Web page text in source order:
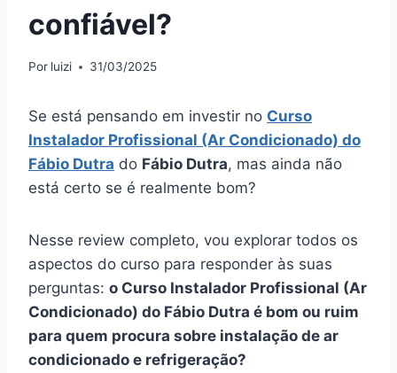
confiável?
Por luizi 31/03/2025
Se está pensando em investir no Curso
Instalador Profissional (Ar Condicionado) do
Fábio Dutra do Fábio Dutra, mas ainda não
está certo se é realmente bom?
Nesse review completo, vou explorar todos os
aspectos do curso para responder às suas
perguntas: o Curso Instalador Profissional (Ar
Condicionado) do Fábio Dutra é bom ou ruim
para quem procura sobre instalação de ar
condicionado e refrigeração?